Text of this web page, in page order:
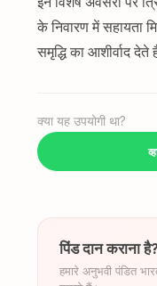
के निवारण में सहायता
समृद्धि का आशीर्वाद देते
क्या यह उपयोगी था?
पिंड दान कराना
हमारे अनुभवी पंडित